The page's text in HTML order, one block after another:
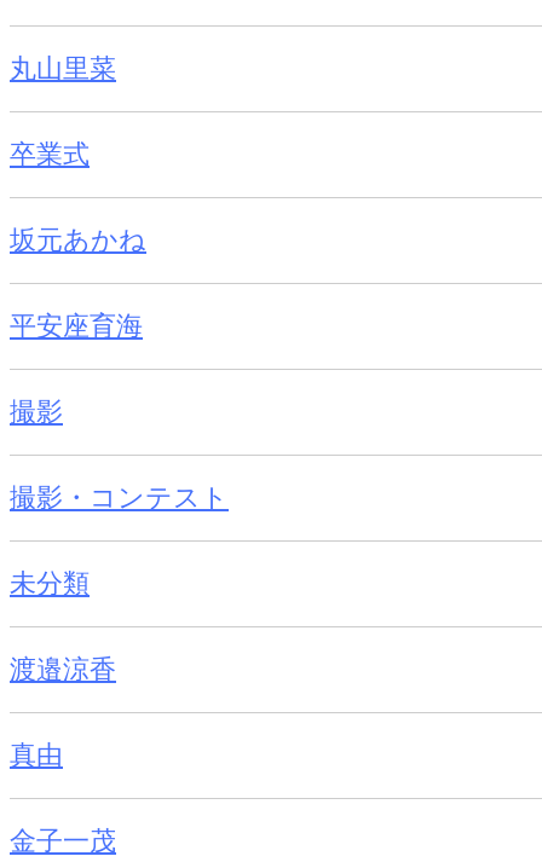
丸山里菜
卒業式
坂元あかね
平安座育海
撮影
撮影・コンテスト
未分類
渡邉涼香
真由
金子一茂